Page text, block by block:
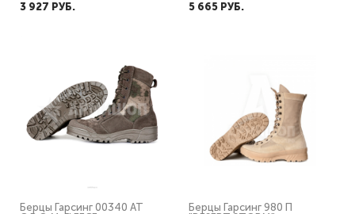
3 927 PУБ.
5 665 PУБ.
Берцы Гарсинг 00340 AT
Берцы Гарсинг 980 П